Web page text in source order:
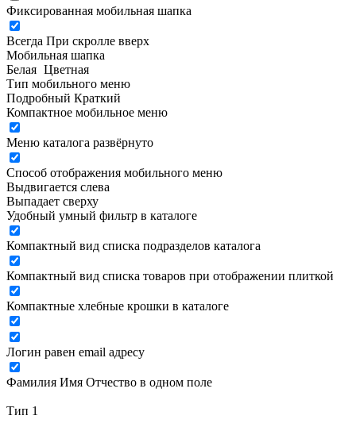
Фиксированная мобильная шапка
Всегда При скролле вверх
Мобильная шапка
Белая Цветная
Тип мобильного меню
Подробный Краткий
Компактное мобильное меню
Меню каталога развёрнуто
Способ отображения мобильного меню
Выдвигается слева
Выпадает сверху
Удобный умный фильтр в каталоге
Компактный вид списка подразделов каталога
Компактный вид списка товаров при отображении плиткой
Компактные хлебные крошки в каталоге
Логин равен email адресу
Фамилия Имя Отчество в одном поле
Тип 1